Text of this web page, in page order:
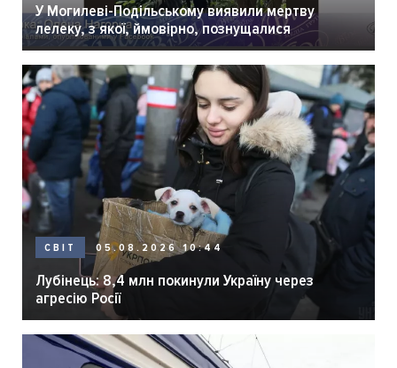
У Могилеві-Подільському виявили мертву
лелеку, з якої, ймовірно, познущалися
СВІТ 05.08.2026 10:44
Лубінець: 8,4 млн покинули Україну через
агресію Росії